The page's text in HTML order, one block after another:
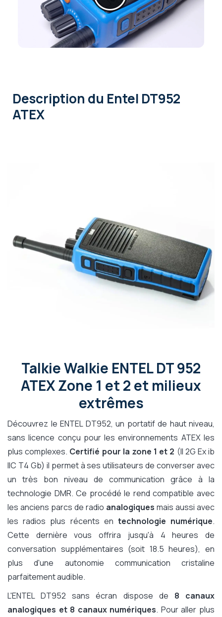
Description du Entel DT952
ATEX
Talkie Walkie ENTEL DT 952
ATEX Zone 1 et 2 et milieux
extrêmes
Découvrez le ENTEL DT952, un portatif de haut niveau,
sans licence conçu pour les environnements ATEX les
plus complexes. Certifié pour la zone 1 et 2 (II 2G Ex ib
IIC T4 Gb) il permet à ses utilisateurs de converser avec
un très bon niveau de communication grâce à la
technologie DMR. Ce procédé le rend compatible avec
les anciens parcs de radio analogiques mais aussi avec
les radios plus récents en technologie numérique.
Cette dernière vous offrira jusqu'à 4 heures de
conversation supplémentaires (soit 18.5 heures), en
plus d'une autonomie communication cristaline
parfaitement audible.
L'ENTEL DT952 sans écran dispose de 8 canaux
analogiques et 8 canaux numériques. Pour aller plus